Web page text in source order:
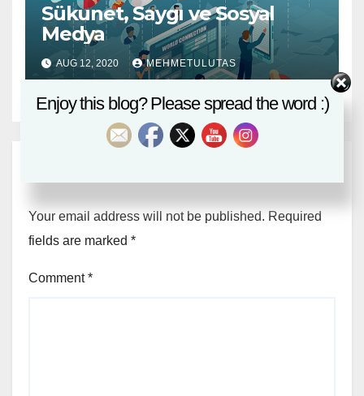
Sükunet, Saygı ve Sosyal
Medya
AUG 12, 2020 MEHMETULUTAS
Your email address will not be published. Required
fields are marked *
Comment*
Enjoy this blog? Please spread the word :)